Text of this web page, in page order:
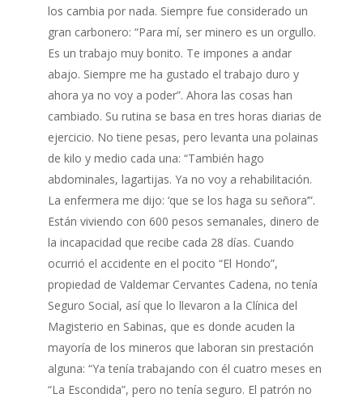
los cambia por nada. Siempre fue considerado un
gran carbonero: “Para mí, ser minero es un orgullo.
Es un trabajo muy bonito. Te impones a andar
abajo. Siempre me ha gustado el trabajo duro y
ahora ya no voy a poder”. Ahora las cosas han
cambiado. Su rutina se basa en tres horas diarias de
ejercicio. No tiene pesas, pero levanta una polainas
de kilo y medio cada una: “También hago
abdominales, lagartijas. Ya no voy a rehabilitación.
La enfermera me dijo: ‘que se los haga su señora’”.
Están viviendo con 600 pesos semanales, dinero de
la incapacidad que recibe cada 28 días. Cuando
ocurrió el accidente en el pocito “El Hondo”,
propiedad de Valdemar Cervantes Cadena, no tenía
Seguro Social, así que lo llevaron a la Clínica del
Magisterio en Sabinas, que es donde acuden la
mayoría de los mineros que laboran sin prestación
alguna: “Ya tenía trabajando con él cuatro meses en
“La Escondida”, pero no tenía seguro. El patrón no